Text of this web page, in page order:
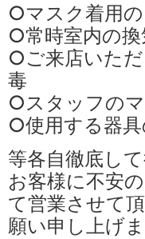
○マスク着用
○常時室内の換
○ご来店いた
毒
○スタッフの
○使用する器
等各自徹底し
お客様に不安
て営業させて
願い申し上げま